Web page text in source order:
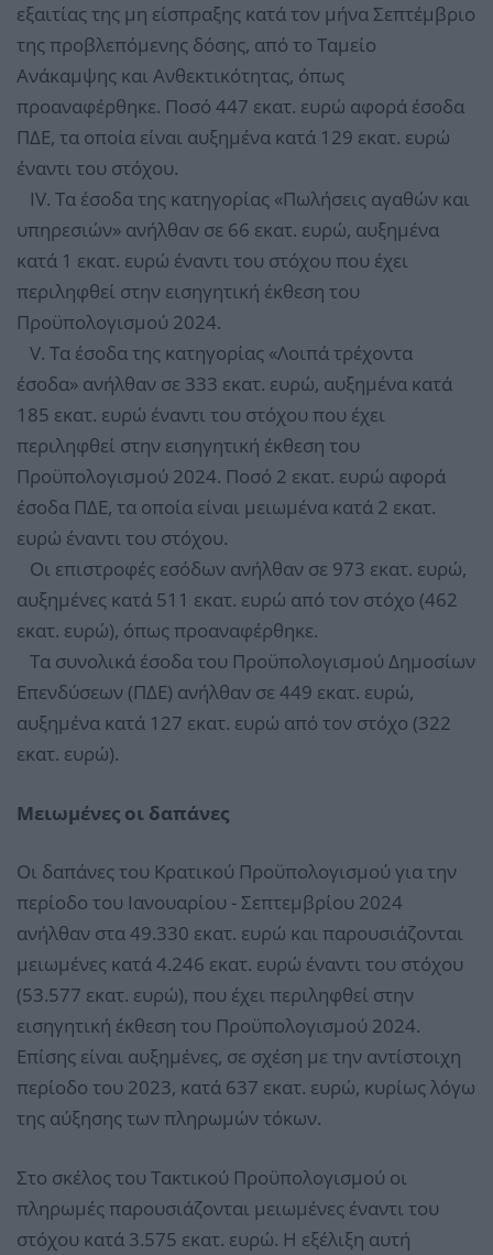
εξαιτίας της μη είσπραξης κατά τον μήνα Σεπτέμβριο
της προβλεπόμενης δόσης, από το Ταμείο
Ανάκαμψης και Ανθεκτικότητας, όπως
προαναφέρθηκε. Ποσό 447 εκατ. ευρώ αφορά έσοδα
ΠΔΕ, τα οποία είναι αυξημένα κατά 129 εκατ. ευρώ
έναντι του στόχου.
IV. Τα έσοδα της κατηγορίας «Πωλήσεις αγαθών και
υπηρεσιών» ανήλθαν σε 66 εκατ. ευρώ, αυξημένα
κατά 1 εκατ. ευρώ έναντι του στόχου που έχει
περιληφθεί στην εισηγητική έκθεση του
Προϋπολογισμού 2024.
V. Τα έσοδα της κατηγορίας «Λοιπά τρέχοντα
έσοδα» ανήλθαν σε 333 εκατ. ευρώ, αυξημένα κατά
185 εκατ. ευρώ έναντι του στόχου που έχει
περιληφθεί στην εισηγητική έκθεση του
Προϋπολογισμού 2024. Ποσό 2 εκατ. ευρώ αφορά
έσοδα ΠΔΕ, τα οποία είναι μειωμένα κατά 2 εκατ.
ευρώ έναντι του στόχου.
Οι επιστροφές εσόδων ανήλθαν σε 973 εκατ. ευρώ,
αυξημένες κατά 511 εκατ. ευρώ από τον στόχο (462
εκατ. ευρώ), όπως προαναφέρθηκε.
Τα συνολικά έσοδα του Προϋπολογισμού Δημοσίων
Επενδύσεων (ΠΔΕ) ανήλθαν σε 449 εκατ. ευρώ,
αυξημένα κατά 127 εκατ. ευρώ από τον στόχο (322
εκατ. ευρώ).
Μειωμένες οι δαπάνες
Οι δαπάνες του Κρατικού Προϋπολογισμού για την
περίοδο του Ιανουαρίου - Σεπτεμβρίου 2024
ανήλθαν στα 49.330 εκατ. ευρώ και παρουσιάζονται
μειωμένες κατά 4.246 εκατ. ευρώ έναντι του στόχου
(53.577 εκατ. ευρώ), που έχει περιληφθεί στην
εισηγητική έκθεση του Προϋπολογισμού 2024.
Επίσης είναι αυξημένες, σε σχέση με την αντίστοιχη
περίοδο του 2023, κατά 637 εκατ. ευρώ, κυρίως λόγω
της αύξησης των πληρωμών τόκων.
Στο σκέλος του Τακτικού Προϋπολογισμού οι
πληρωμές παρουσιάζονται μειωμένες έναντι του
στόχου κατά 3.575 εκατ. ευρώ. Η εξέλιξη αυτή